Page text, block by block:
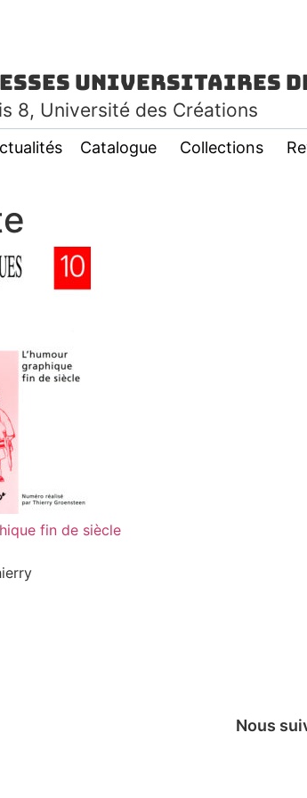
Universitaires
8, Université des Créations
Catalogue Collections
fin de siècle
Nous